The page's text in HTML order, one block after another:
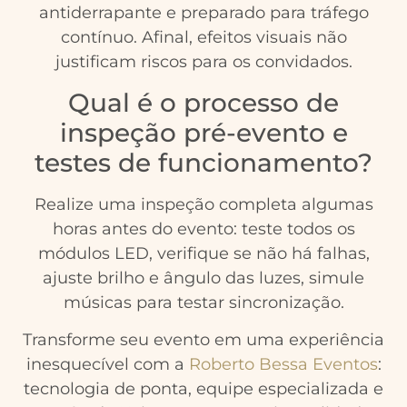
antiderrapante e preparado para tráfego
contínuo. Afinal, efeitos visuais não
justificam riscos para os convidados.
Qual é o processo de
inspeção pré-evento e
testes de funcionamento?
Realize uma inspeção completa algumas
horas antes do evento: teste todos os
módulos LED, verifique se não há falhas,
ajuste brilho e ângulo das luzes, simule
músicas para testar sincronização.
Transforme seu evento em uma experiência
inesquecível com a Roberto Bessa Eventos:
tecnologia de ponta, equipe especializada e